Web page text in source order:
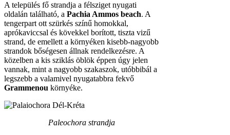
A település fő strandja a félsziget nyugati
oldalán található, a Pachia Ammos beach. A
tengerpart ott szürkés színű homokkal,
aprókaviccsal és kövekkel borított, tiszta vizű
strand, de emellett a környéken kisebb-nagyobb
strandok bőségesen állnak rendelkezésre. A
közelben a kis sziklás öblök éppen úgy jelen
vannak, mint a nagyobb szakaszok, utóbbibál a
legszebb a valamivel nyugatabbra fekvő
Grammenou környéke.
Paleochora strandja